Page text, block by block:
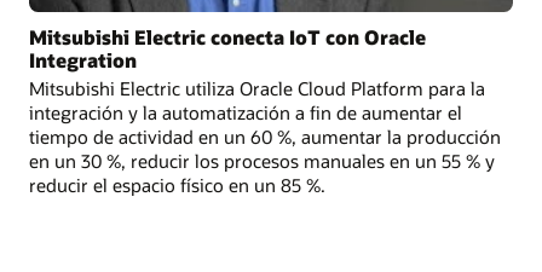
Mitsubishi Electric conecta IoT con Oracle
Integration
Mitsubishi Electric utiliza Oracle Cloud Platform para la
integración y la automatización a fin de aumentar el
tiempo de actividad en un 60 %, aumentar la producción
en un 30 %, reducir los procesos manuales en un 55 % y
reducir el espacio físico en un 85 %.